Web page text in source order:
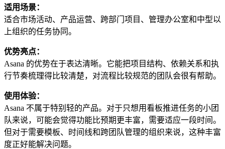
适用场景：
适合市场活动、产品运营、跨部门项目、管理办公室和中型以
上组织的任务协同。
优势亮点：
Asana 的优势在于表达清晰。它能把项目结构、依赖关系和执
行节奏梳理得比较清楚，对流程比较规范的团队会很有帮助。
使用体验：
Asana 不属于特别轻的产品。对于只想用看板推进任务的小团
队来说，可能会觉得功能比预期更丰富，需要适应一段时间。
但对于需要模板、时间线和跨团队管理的组织来说，这种丰富
度正好能解决问题。